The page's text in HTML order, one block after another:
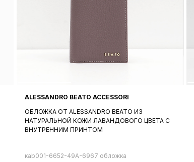
ALESSANDRO BEATO ACCESSORI
ОБЛОЖКА ОТ ALESSANDRO BEATO ИЗ
НАТУРАЛЬНОЙ КОЖИ ЛАВАНДОВОГО ЦВЕТА С
ВНУТРЕННИМ ПРИНТОМ
кab001-6652-49A-6967 обложка